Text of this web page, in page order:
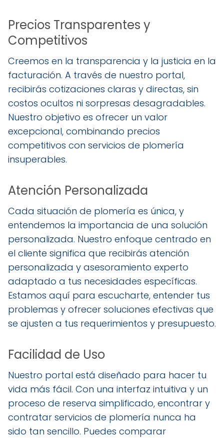
Precios Transparentes y
Competitivos
Creemos en la transparencia y la justicia en la
facturación. A través de nuestro portal,
recibirás cotizaciones claras y directas, sin
costos ocultos ni sorpresas desagradables.
Nuestro objetivo es ofrecer un valor
excepcional, combinando precios
competitivos con servicios de plomería
insuperables.
Atención Personalizada
Cada situación de plomería es única, y
entendemos la importancia de una solución
personalizada. Nuestro enfoque centrado en
el cliente significa que recibirás atención
personalizada y asesoramiento experto
adaptado a tus necesidades específicas.
Estamos aquí para escucharte, entender tus
problemas y ofrecer soluciones efectivas que
se ajusten a tus requerimientos y presupuesto.
Facilidad de Uso
Nuestro portal está diseñado para hacer tu
vida más fácil. Con una interfaz intuitiva y un
proceso de reserva simplificado, encontrar y
contratar servicios de plomería nunca ha
sido tan sencillo. Puedes comparar